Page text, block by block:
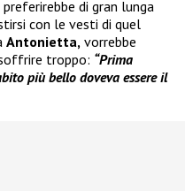
di gran lunga
con le vesti di quel
Antonietta, vorrebbe
troppo: “Prima
più bello doveva essere il